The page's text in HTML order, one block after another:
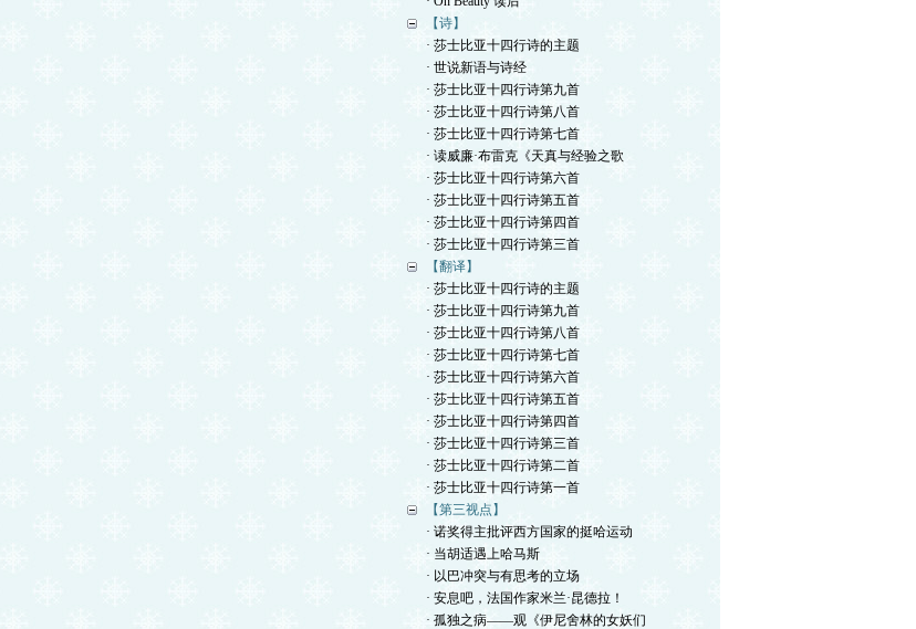
【诗】
· 莎士比亚十四行诗的主题
· 世说新语与诗经
· 莎士比亚十四行诗第九首
· 莎士比亚十四行诗第八首
· 莎士比亚十四行诗第七首
· 读威廉·布雷克《天真与经验之歌
· 莎士比亚十四行诗第六首
· 莎士比亚十四行诗第五首
· 莎士比亚十四行诗第四首
· 莎士比亚十四行诗第三首
【翻译】
· 莎士比亚十四行诗的主题
· 莎士比亚十四行诗第九首
· 莎士比亚十四行诗第八首
· 莎士比亚十四行诗第七首
· 莎士比亚十四行诗第六首
· 莎士比亚十四行诗第五首
· 莎士比亚十四行诗第四首
· 莎士比亚十四行诗第三首
· 莎士比亚十四行诗第二首
· 莎士比亚十四行诗第一首
【第三视点】
· 诺奖得主批评西方国家的挺哈运动
· 当胡适遇上哈马斯
· 以巴冲突与有思考的立场
· 安息吧，法国作家米兰·昆德拉！
· 孤独之病——观《伊尼舍林的女妖们